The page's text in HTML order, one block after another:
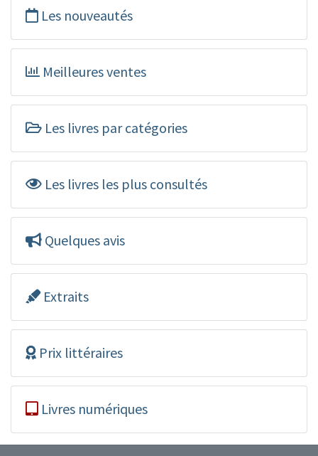
Les nouveautés
Meilleures ventes
Les livres par catégories
Les livres les plus consultés
Quelques avis
Extraits
Prix littéraires
Livres numériques